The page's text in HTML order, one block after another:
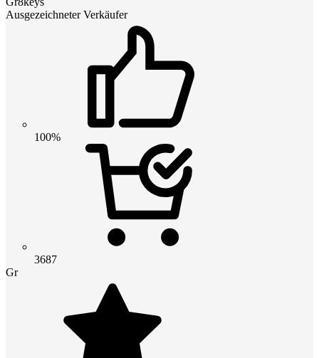
Ausgezeichneter Verkäufer
100%
3687
Gr